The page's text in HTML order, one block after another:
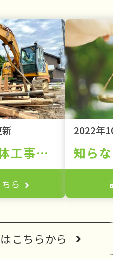
岡山の木造解体工事について。その安全性と効率性を追求する現場の取り組み
ら
2022年
こちらから